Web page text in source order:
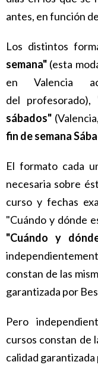
antes, en función
Los distintos
semana" (esta
en Valencia
del profesorado),
sábados"
fin de semana
El formato cada
necesaria sobre
curso y fechas
"Cuándo y dónde
"Cuándo y
constan de las
garantizada por
Pero
cursos constan de
calidad